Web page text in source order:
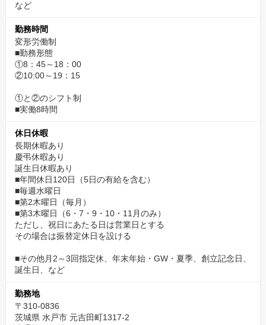
など
勤務時間
変形労働制
■勤務形態
①8：45～18：00
②10:00～19：15
①と②のシフト制
■実働8時間
休日休暇
長期休暇あり
慶弔休暇あり
誕生日休暇あり
■年間休日120日（5日の有給を含む）
■毎週水曜日
■第2木曜日（毎月）
■第3木曜日（6・7・9・10・11月のみ）
ただし、祝日にあたる日は営業日とする
その場合は振替定休日を設ける
■その他月2～3回指定休、年末年始・GW・夏季、創立記念日、
誕生日、など
勤務地
〒310-0836
茨城県 水戸市 元吉田町1317-2